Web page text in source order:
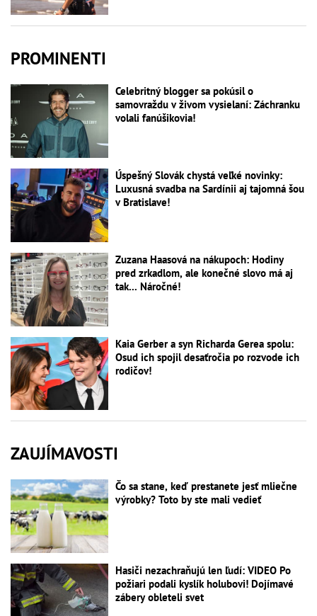
PROMINENTI
Celebritný blogger sa pokúsil o
samovraždu v živom vysielaní: Záchranku
volali fanúšikovia!
Úspešný Slovák chystá veľké novinky:
Luxusná svadba na Sardínii aj tajomná šou
v Bratislave!
Zuzana Haasová na nákupoch: Hodiny
pred zrkadlom, ale konečné slovo má aj
tak... Náročné!
Kaia Gerber a syn Richarda Gerea spolu:
Osud ich spojil desaťročia po rozvode ich
rodičov!
ZAUJÍMAVOSTI
Čo sa stane, keď prestanete jesť mliečne
výrobky? Toto by ste mali vedieť
Hasiči nezachraňujú len ľudí: VIDEO Po
požiari podali kyslík holubovi! Dojímavé
zábery obleteli svet